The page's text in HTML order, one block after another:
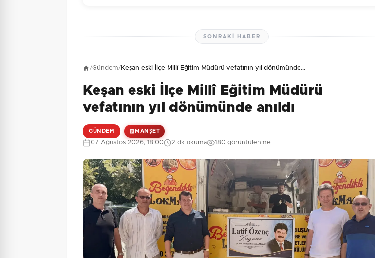
Güvenlik Sorusu: 2 + 6 = ? Gönder
SONRAKI HABER
/Gündem/Keşan eski İlçe Millî Eğitim Müdürü vefatının yıl dönümünde…
Keşan eski İlçe Millî Eğitim Müdürü
vefatının yıl dönümünde anıldı
GÜNDEM MANŞET
07 Ağustos 2026, 18:00 2 dk okuma 180 görüntülenme